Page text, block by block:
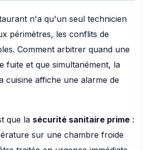
n'a qu'un seul technicien
périmètres, les conflits de
Comment arbitrer quand une
fuite et que simultanément, la
cuisine affiche une alarme de
que la sécurité sanitaire prime :
sur une chambre froide